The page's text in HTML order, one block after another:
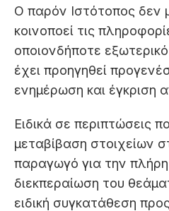
Ο παρόν Ιστότοπος δεν
κοινοποεί τις
οποιονδήποτε
έχει προηγηθεί
ενημέρωση και έγκριση
Ειδικά σε περιπτώσεις
μεταβίβαση στοιχείων
παραγωγό για την πλήρη
διεκπεραίωση του
ειδική συγκατάθεση